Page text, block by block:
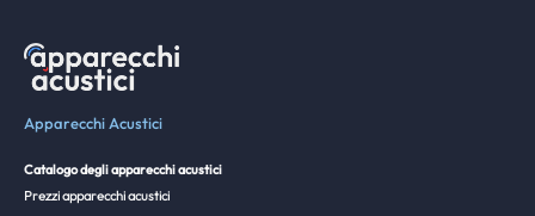
Apparecchi Acustici
Catalogo degli apparecchi acustici
Prezzi apparecchi acustici